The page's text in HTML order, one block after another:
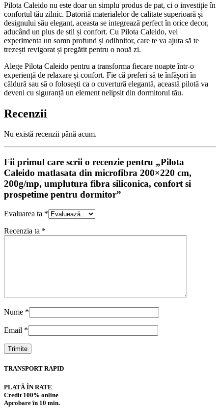
Pilota Caleido nu este doar un simplu produs de pat, ci o investiție în
confortul tău zilnic. Datorită materialelor de calitate superioară și
designului său elegant, aceasta se integrează perfect în orice decor,
aducând un plus de stil și confort. Cu Pilota Caleido, vei
experimenta un somn profund și odihnitor, care te va ajuta să te
trezești revigorat și pregătit pentru o nouă zi.
Alege Pilota Caleido pentru a transforma fiecare noapte într-o
experiență de relaxare și confort. Fie că preferi să te înfășori în
căldură sau să o folosești ca o cuvertură elegantă, această pilotă va
deveni cu siguranță un element nelipsit din dormitorul tău.
Recenzii
Nu există recenzii până acum.
Fii primul care scrii o recenzie pentru „Pilota
Caleido matlasata din microfibra 200×220 cm,
200g/mp, umplutura fibra siliconica, confort si
prospetime pentru dormitor”
Evaluarea ta *
Recenzia ta *
Nume *
Email *
TRANSPORT RAPID
PLATĂ ÎN RATE
Credit 100% online
Aprobare în 10 min.